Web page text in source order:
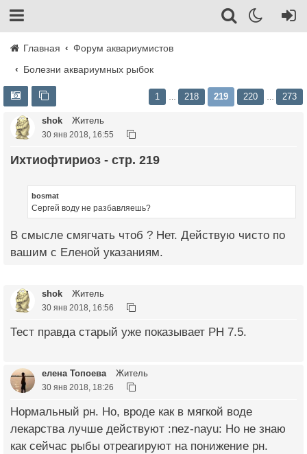
Главная
Форум аквариумистов
Болезни аквариумных рыбок
1 218 219 220 273
shok Житель
30 янв 2018, 16:55
Ихтиофтириоз - стр. 219
bosmat
Сергей воду не разбавляешь?
В смысле смягчать чтоб ? Нет. Действую чисто по
вашим с Еленой указаниям.
shok Житель
30 янв 2018, 16:56
Тест правда старый уже показывает РН 7.5.
елена Топоева Житель
30 янв 2018, 18:26
Нормальный рн. Но, вроде как в мягкой воде
лекарства лучше действуют :nez-nayu: Но не знаю
как сейчас рыбы отреагируют на понижение рн.